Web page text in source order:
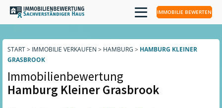
IMMOBILIE BEWERTEN
START> IMMOBILIE VERKAUFEN > HAMBURG > HAMBURG KLEINER
GRASBROOK
Immobilienbewertung
Hamburg Kleiner Grasbrook